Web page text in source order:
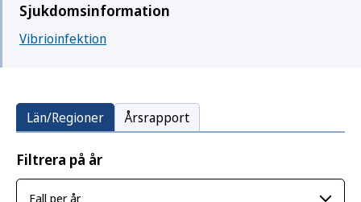
Sjukdomsinformation
Vibrioinfektion
Län/Regioner Årsrapport
Filtrera på år